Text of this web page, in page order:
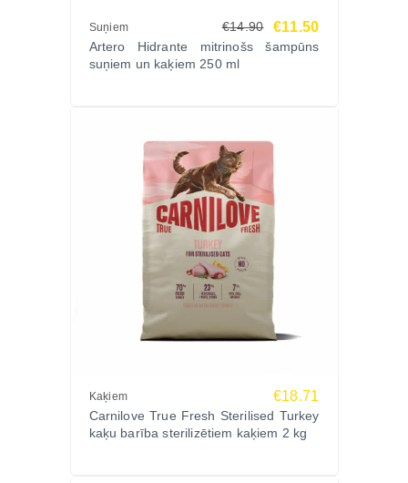
Suņiem €14.90 €11.50
Artero Hidrante mitrinošs šampūns
suņiem un kaķiem 250 ml
Kaķiem €18.71
Carnilove True Fresh Sterilised Turkey
kaķu barība sterilizētiem kaķiem 2 kg